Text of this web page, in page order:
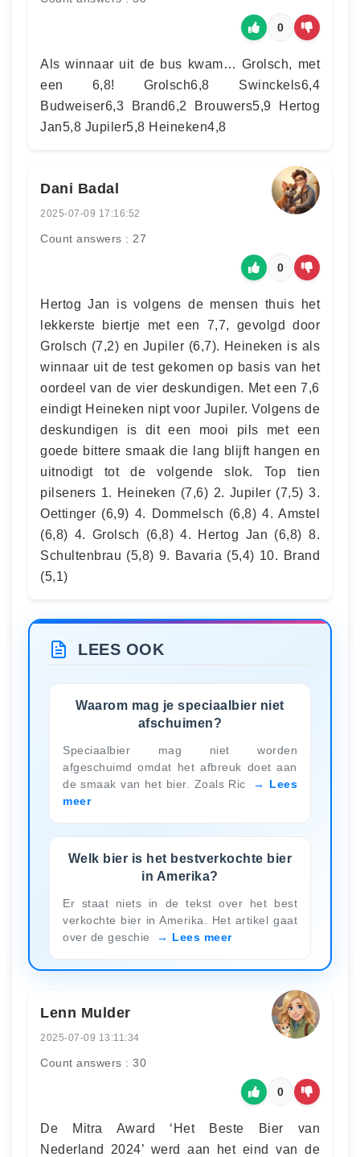
0
Als winnaar uit de bus kwam… Grolsch, met
een 6,8! Grolsch6,8 Swinckels6,4
Budweiser6,3 Brand6,2 Brouwers5,9 Hertog
Jan5,8 Jupiler5,8 Heineken4,8
Dani Badal
2025-07-09 17:16:52
Count answers : 27
0
Hertog Jan is volgens de mensen thuis het
lekkerste biertje met een 7,7, gevolgd door
Grolsch (7,2) en Jupiler (6,7). Heineken is als
winnaar uit de test gekomen op basis van het
oordeel van de vier deskundigen. Met een 7,6
eindigt Heineken nipt voor Jupiler. Volgens de
deskundigen is dit een mooi pils met een
goede bittere smaak die lang blijft hangen en
uitnodigt tot de volgende slok. Top tien
pilseners 1. Heineken (7,6) 2. Jupiler (7,5) 3.
Oettinger (6,9) 4. Dommelsch (6,8) 4. Amstel
(6,8) 4. Grolsch (6,8) 4. Hertog Jan (6,8) 8.
Schultenbrau (5,8) 9. Bavaria (5,4) 10. Brand
(5,1)
LEES OOK
Waarom mag je speciaalbier niet
afschuimen?
Speciaalbier mag niet worden
afgeschuimd omdat het afbreuk doet aan
de smaak van het bier. Zoals Ric
Lees
meer
Welk bier is het bestverkochte bier
in Amerika?
Er staat niets in de tekst over het best
verkochte bier in Amerika. Het artikel gaat
over de geschie
Lees meer
Lenn Mulder
2025-07-09 13:11:34
Count answers : 30
0
De Mitra Award ‘Het Beste Bier van
Nederland 2024’ werd aan het eind van de